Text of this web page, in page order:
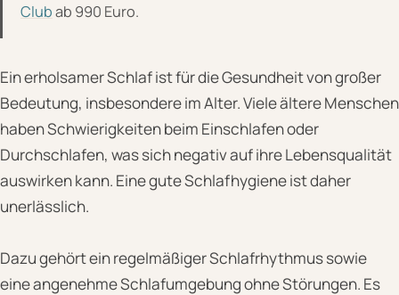
Clubab 990 Euro.
Ein erholsamer Schlaf ist für die Gesundheit von großer
Bedeutung, insbesondere im Alter. Viele ältere Menschen
haben Schwierigkeiten beim Einschlafen oder
Durchschlafen, was sich negativ auf ihre Lebensqualität
auswirken kann. Eine gute Schlafhygiene ist daher
unerlässlich.
Dazu gehört ein regelmäßiger Schlafrhythmus sowie
eine angenehme Schlafumgebung ohne Störungen. Es